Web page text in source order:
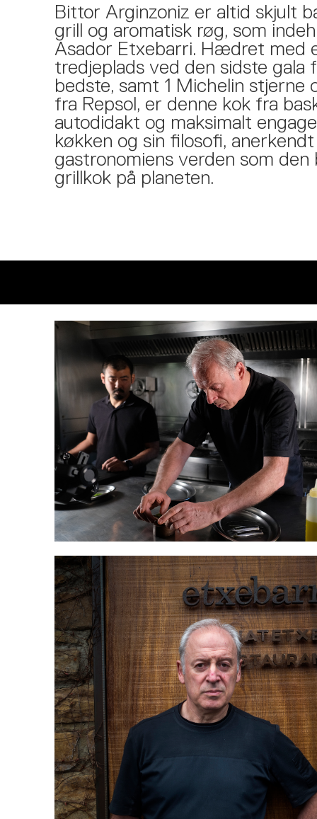
Bittor Arginzoniz er altid skjult
grill og aromatisk røg, som
Asador Etxebarri. Hædret med
tredjeplads ved den sidste gala
bedste, samt 1 Michelin stjerne
fra Repsol, er denne kok fra
autodidakt og maksimalt
køkken og sin filosofi,
gastronomiens verden som den
grillkok på planeten.